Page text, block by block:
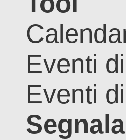
Eventi
Eventi
Segnala